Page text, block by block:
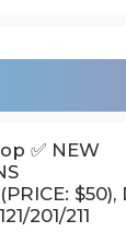
✅ NEW
$50),
201/211